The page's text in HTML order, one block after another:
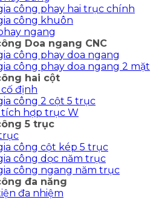
công phay hai trục chính
công khuôn
ngang
Doa ngang CNC
công phay doa ngang
công phay doa ngang 2 mặt
hai cột
định
công 2 cột 5 trục
hợp trục W
5 trục
công cột kép 5 trục
công dọc năm trục
công ngang năm trục
đa năng
đa nhiệm